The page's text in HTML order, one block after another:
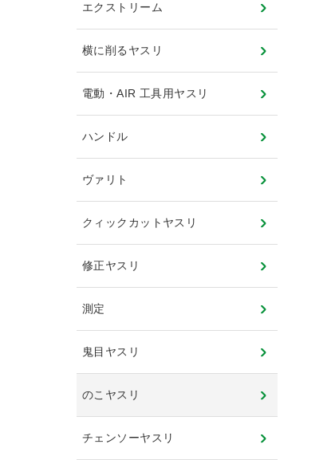
エクストリーム
横に削るヤスリ
電動・AIR 工具用ヤスリ
ハンドル
ヴァリト
クィックカットヤスリ
修正ヤスリ
測定
鬼目ヤスリ
のこヤスリ
チェンソーヤスリ